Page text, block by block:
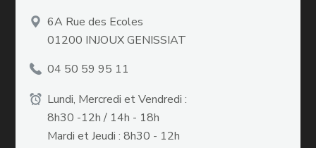
6A Rue des Ecoles
01200 INJOUX GENISSIAT
04 50 59 95 11
Lundi, Mercredi et Vendredi :
8h30 -12h / 14h - 18h
Mardi et Jeudi : 8h30 - 12h